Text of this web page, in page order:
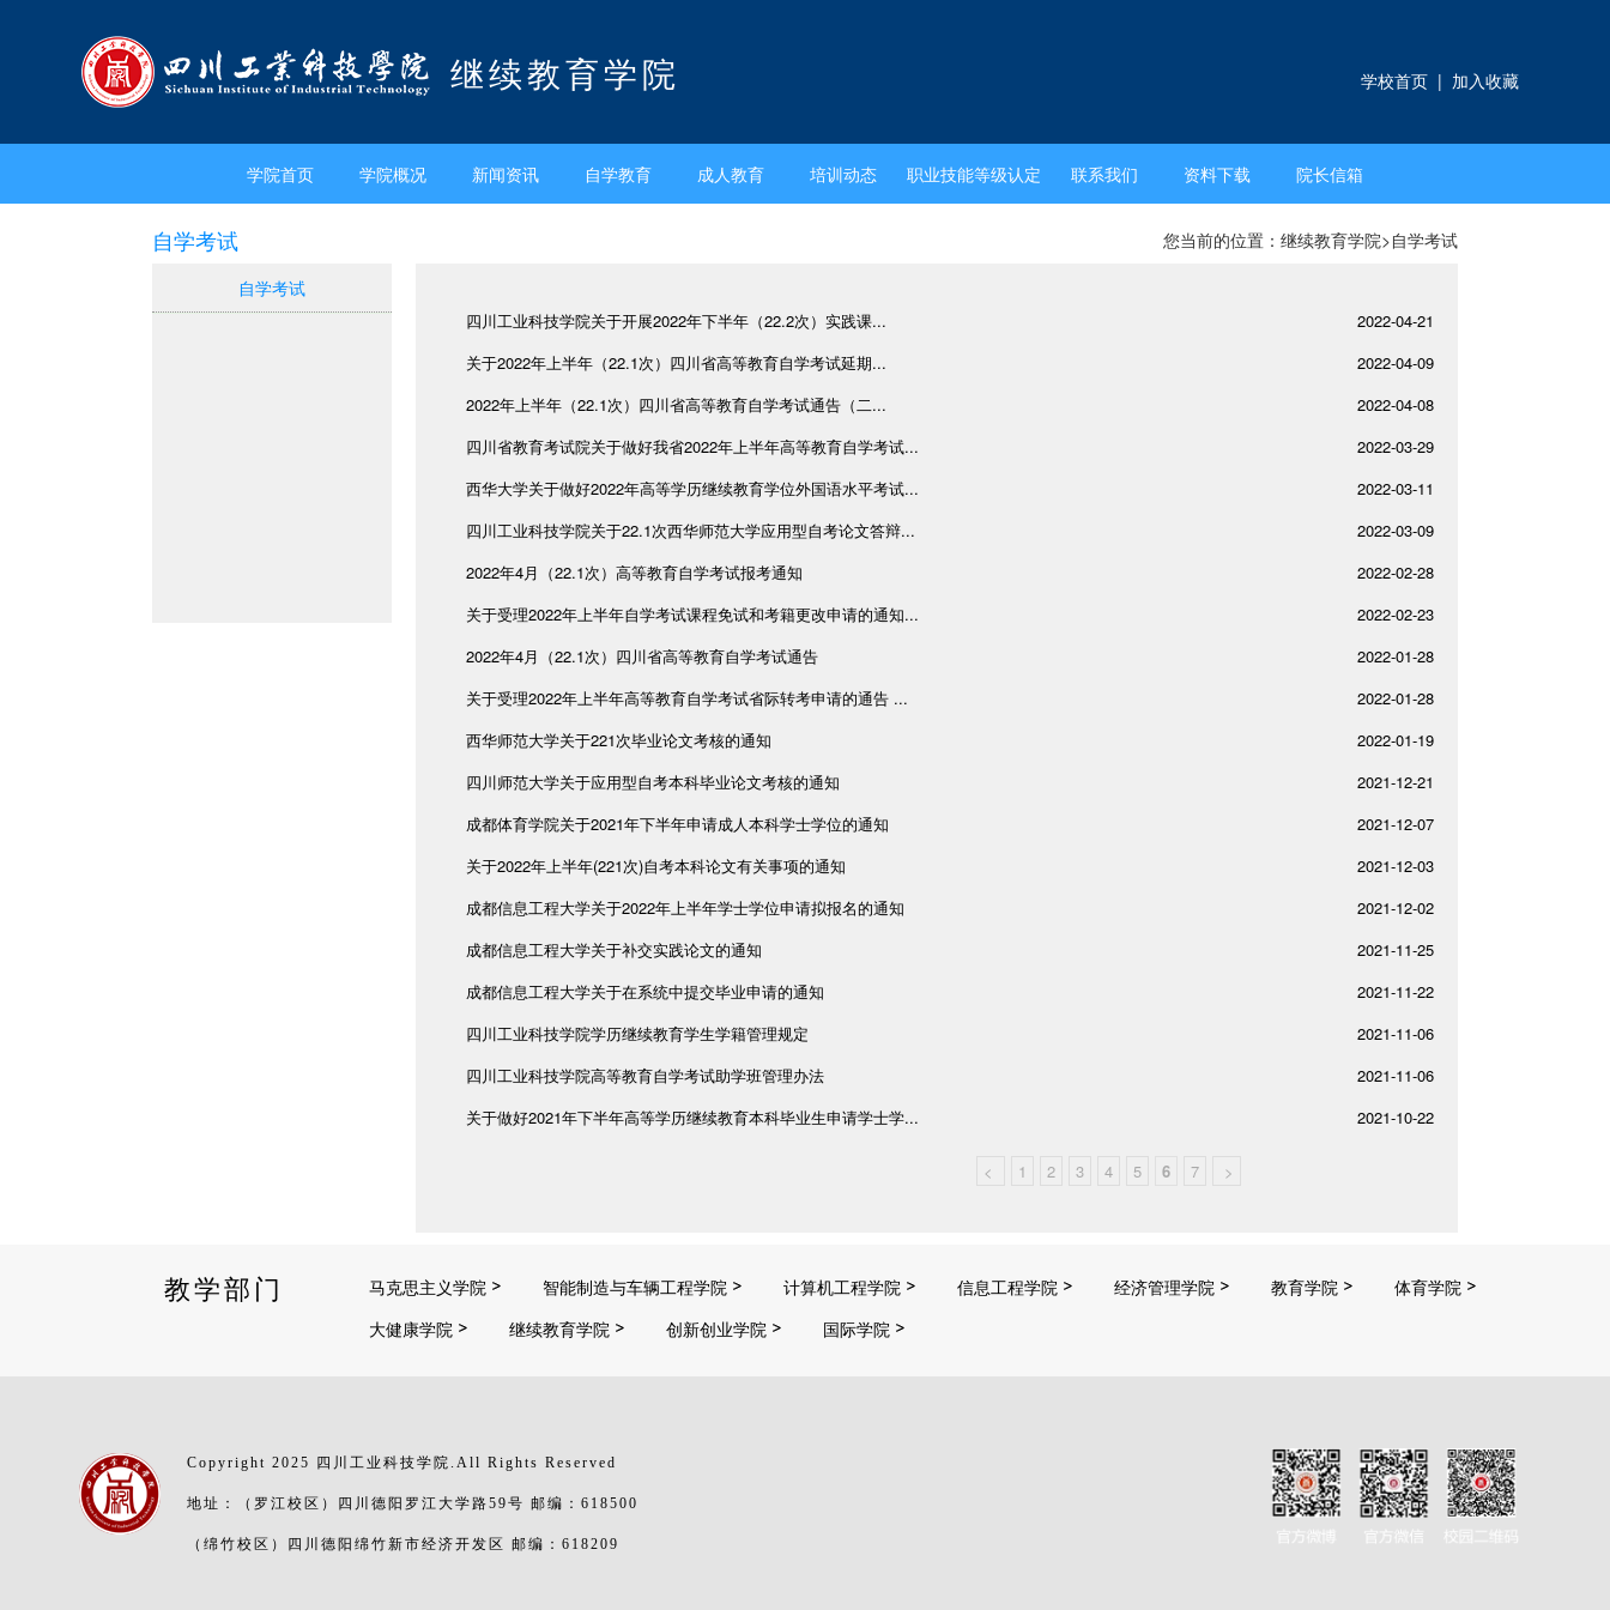
继续教育学院 学校首页 | 加入收藏
学院首页 学院概况 新闻资讯 自学教育 成人教育 培训动态 职业技能等级认定 联系我们 资料下载 院长信箱
自学考试
自学考试
您当前的位置： 继续教育学院>自学考试
四川工业科技学院关于开展2022年下半年（22.2次）实践课...
2022-04-21
关于2022年上半年（22.1次）四川省高等教育自学考试延期...
2022-04-09
2022年上半年（22.1次）四川省高等教育自学考试通告（二...
2022-04-08
四川省教育考试院关于做好我省2022年上半年高等教育自学考试...
2022-03-29
西华大学关于做好2022年高等学历继续教育学位外国语水平考试...
2022-03-11
四川工业科技学院关于22.1次西华师范大学应用型自考论文答辩...
2022-03-09
2022年4月（22.1次）高等教育自学考试报考通知
2022-02-28
关于受理2022年上半年自学考试课程免试和考籍更改申请的通知...
2022-02-23
2022年4月（22.1次）四川省高等教育自学考试通告
2022-01-28
关于受理2022年上半年高等教育自学考试省际转考申请的通告 ...
2022-01-28
西华师范大学关于221次毕业论文考核的通知
2022-01-19
四川师范大学关于应用型自考本科毕业论文考核的通知
2021-12-21
成都体育学院关于2021年下半年申请成人本科学士学位的通知
2021-12-07
关于2022年上半年(221次)自考本科论文有关事项的通知
2021-12-03
成都信息工程大学关于2022年上半年学士学位申请拟报名的通知
2021-12-02
成都信息工程大学关于补交实践论文的通知
2021-11-25
成都信息工程大学关于在系统中提交毕业申请的通知
2021-11-22
四川工业科技学院学历继续教育学生学籍管理规定
2021-11-06
四川工业科技学院高等教育自学考试助学班管理办法
2021-11-06
关于做好2021年下半年高等学历继续教育本科毕业生申请学士学...
2021-10-22
< 1 2 3 4 5 6 7 >
教学部门 马克思主义学院 智能制造与车辆工程学院 计算机工程学院 信息工程学院 经济管理学院 教育学院
体育学院
大健康学院
继续教育学院 创新创业学院 国际学院
Copyright 2025 四川工业科技学院.All Rights Reserved
地址：（罗江校区）四川德阳罗江大学路59号 邮编：618500
（绵竹校区）四川德阳绵竹新市经济开发区 邮编：618209